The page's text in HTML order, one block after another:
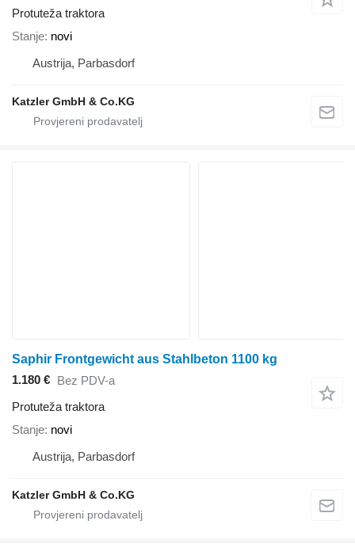
Protuteža traktora
Stanje novi
Austrija, Parbasdorf
Katzler GmbH & Co.KG
Saphir Frontgewicht aus Stahlbeton 1100 kg
1.180 € Bez PDV-a
Protuteža traktora
Stanje novi
Austrija, Parbasdorf
Katzler GmbH & Co.KG